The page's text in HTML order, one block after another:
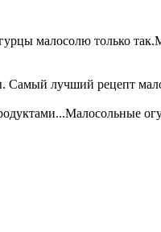
малосолю только так.
Самый лучший рецепт
Малосольные